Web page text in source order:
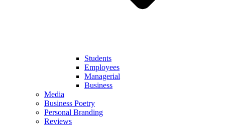
Students
Employees
Managerial
Business
Media
Business Poetry
Personal Branding
Reviews